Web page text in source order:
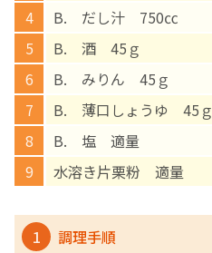
B. だし汁 750㏄
B. 酒 45ｇ
B. みりん 45ｇ
B. 薄口しょうゆ 45ｇ
B. 塩 適量
水溶き片栗粉 適量
1 調理手順